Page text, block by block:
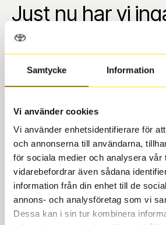
Samtycke Information
Vi använder cookies
Vi använder enhetsidentifierare för
och annonserna till användarna,
för sociala medier och analysera vår
vidarebefordrar även sådana
information från din enhet till de
annons- och analysföretag som vi
Dessa kan i sin tur kombinera
Just nu har vi
erbjudanden.
åter.
Toyota